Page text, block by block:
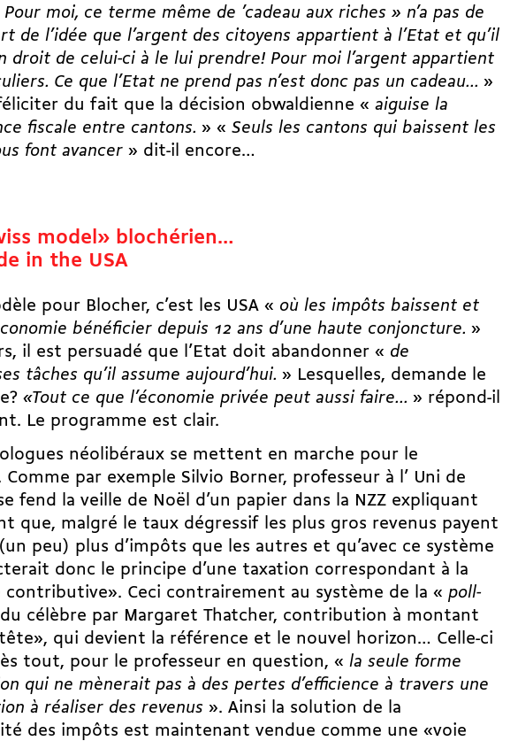
Pour moi, ce terme même de ’cadeau aux riches » n’a pas de
de l’idée que l’argent des citoyens appartient à l’Etat et qu’il
droit de celui-ci à le lui prendre! Pour moi l’argent appartient
Ce que l’Etat ne prend pas n’est donc pas un cadeau… »
du fait que la décision obwaldienne « aiguise la
fiscale entre cantons. » « Seuls les cantons qui baissent les
font avancer » dit-il encore…
model» blochérien…
in the USA
pour Blocher, c’est les USA « où les impôts baissent et
bénéficier depuis 12 ans d’une haute conjoncture. »
il est persuadé que l’Etat doit abandonner « de
tâches qu’il assume aujourd’hui. » Lesquelles, demande le
«Tout ce que l’économie privée peut aussi faire… » répond-il
Le programme est clair.
néolibéraux se mettent en marche pour le
Comme par exemple Silvio Borner, professeur à l’ Uni de
fend la veille de Noël d’un papier dans la NZZ expliquant
que, malgré le taux dégressif les plus gros revenus payent
peu) plus d’impôts que les autres et qu’avec ce système
donc le principe d’une taxation correspondant à la
contributive». Ceci contrairement au système de la « poll-
célèbre par Margaret Thatcher, contribution à montant
qui devient la référence et le nouvel horizon… Celle-ci
tout, pour le professeur en question, « la seule forme
qui ne mènerait pas à des pertes d’efficience à travers une
à réaliser des revenus ». Ainsi la solution de la
des impôts est maintenant vendue comme une «voie